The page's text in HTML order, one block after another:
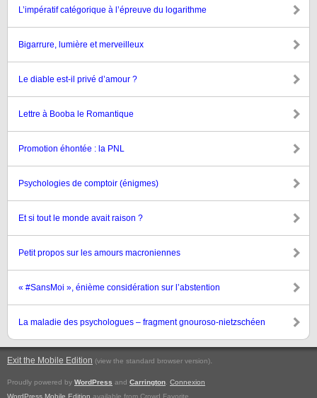
L’impératif catégorique à l’épreuve du logarithme
Bigarrure, lumière et merveilleux
Le diable est-il privé d’amour ?
Lettre à Booba le Romantique
Promotion éhontée : la PNL
Psychologies de comptoir (énigmes)
Et si tout le monde avait raison ?
Petit propos sur les amours macroniennes
« #SansMoi », énième considération sur l’abstention
La maladie des psychologues – fragment gnouroso-nietzschéen
Exit the Mobile Edition (view the standard browser version).
Proudly powered by WordPress and Carrington Connexion
WordPress Mobile Edition available from Crowd Favorite.